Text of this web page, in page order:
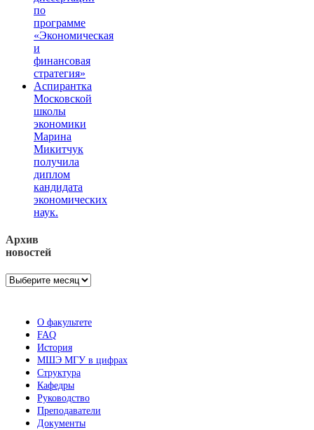
по
программе
«Экономическая
и
финансовая
стратегия»
Аспирантка
Московской
школы
экономики
Марина
Микитчук
получила
диплом
кандидата
экономических
наук.
Архив
новостей
Архив
О факультете
FAQ
История
МШЭ МГУ в цифрах
Структура
Кафедры
Руководство
Преподаватели
Документы